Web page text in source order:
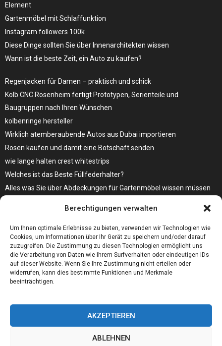
Berechtigungen verwalten
Um Ihnen optimale Erlebnisse zu bieten, verwenden wir Technologien wie
Cookies, um Informationen über Ihr Gerät zu speichern und/oder darauf
zuzugreifen. Die Zustimmung zu diesen Technologien ermöglicht uns
die Verarbeitung von Daten wie Ihrem Surfverhalten oder eindeutigen IDs
auf dieser Website. Wenn Sie Ihre Zustimmung nicht erteilen oder
widerrufen, kann dies bestimmte Funktionen und Merkmale
beeinträchtigen.
AKZEPTIEREN
ABLEHNEN
Element
Gartenmöbel mit Schlaffunktion
Instagram followers 100k
Diese Dinge sollten Sie über Innenarchitekten wissen
Wann ist die beste Zeit, ein Auto zu kaufen?
Regenjacken für Damen – praktisch und schick
Kolb CNC Rosenheim fertigt Prototypen, Serienteile und
Baugruppen nach Ihren Wünschen
kolbenringe hersteller
Wirklich atemberaubende Autos aus Dubai importieren
Rosen kaufen und damit eine Botschaft senden
wie lange halten crest whitestrips
Welches ist das Beste Füllfederhalter?
Alles was Sie über Abdeckungen für Gartenmöbel wissen müssen
Bare Metal Server?